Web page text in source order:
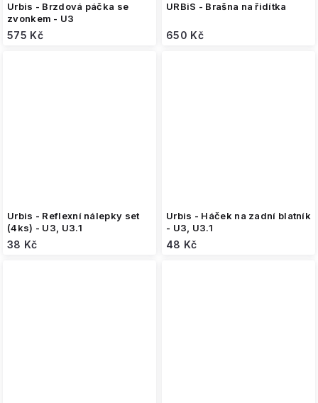
Urbis - Brzdová páčka se
zvonkem - U3
575 Kč
URBiS - Brašna na řidítka
650 Kč
Urbis - Reflexní nálepky set
(4ks) - U3, U3.1
38 Kč
Urbis - Háček na zadní blatník
- U3, U3.1
48 Kč